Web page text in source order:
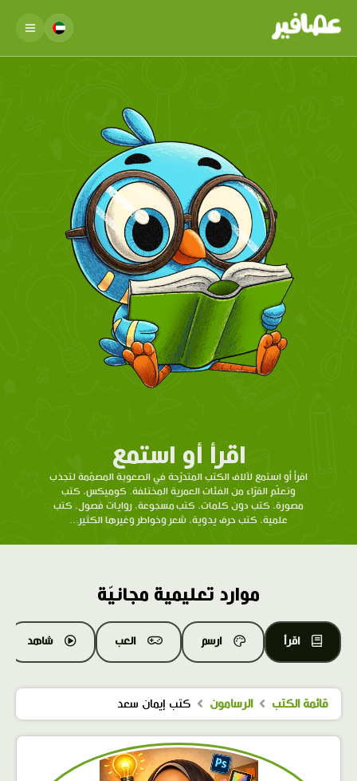
اقرأ أو استمع
اقرأ أو استمع لآلاف الكتب المتدرّحة في الصعوبة المصمّمة لتجذب
وتعلّم القرّاء من الفئات العمرية المختلفة. كوميكس، كتب
مصورة، كتب دون كلمات، كتب مسجوعة، روايات فصول، كتب
علمية، كتب حرف يدوية، شعر وخواطر وغيرها الكثير...
موارد تعليمية مجانيّة
اقرأ ارسم العب شاهد
قائمة الكتب الرسامون كتب إيمان سعد